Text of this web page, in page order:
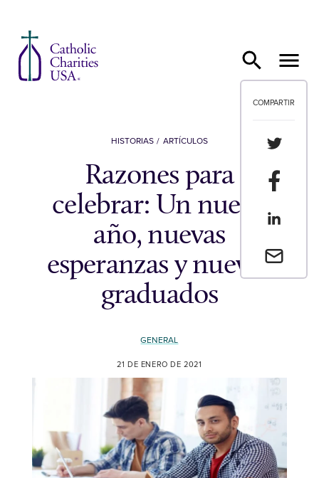
COMPARTIR
Envia un
HISTORIAS ARTÍCULOS
Razones para
celebrar: Un nuevo
año, nuevas
esperanzas y nuevos
graduados
GENERAL
21 DE ENERO DE 2021